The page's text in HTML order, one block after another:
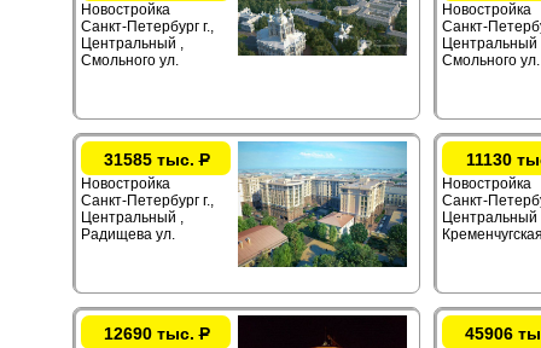
Новостройка
Санкт-Петербург г.,
Центральный ,
Смольного ул.
Новостройка
Санкт-
Центральный
Смольного ул.
31585 тыс.Р
Новостройка
Санкт-Петербург г.,
Центральный ,
Радищева ул.
11130
Новостройка
Санкт-
Центральный
12690 тыс.Р 45906